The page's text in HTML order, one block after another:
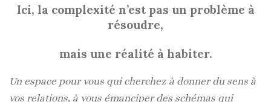
Ici, la complexité n’est pas un problème à
résoudre,
mais une réalité à habiter.
Un espace pour vous qui cherchez à donner du sens à
vos relations, à vous émanciper des schémas qui